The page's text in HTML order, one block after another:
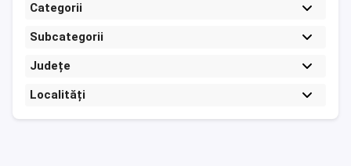
Categorii
Subcategorii
Județe
Localități